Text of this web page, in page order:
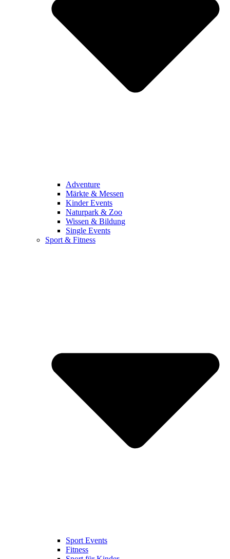
Adventure
Märkte & Messen
Kinder Events
Naturpark & Zoo
Wissen & Bildung
Single Events
Sport & Fitness
Sport Events
Fitness